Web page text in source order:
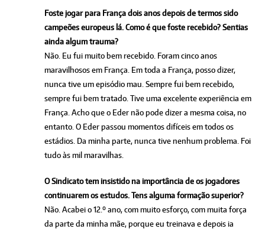
Foste jogar para França dois anos depois de termos sido
campeões europeus lá. Como é que foste recebido? Sentias
ainda algum trauma?
Não. Eu fui muito bem recebido. Foram cinco anos
maravilhosos em França. Em toda a França, posso dizer,
nunca tive um episódio mau. Sempre fui bem recebido,
sempre fui bem tratado. Tive uma excelente experiência em
França. Acho que o Eder não pode dizer a mesma coisa, no
entanto. O Eder passou momentos difíceis em todos os
estádios. Da minha parte, nunca tive nenhum problema. Foi
tudo às mil maravilhas.
O Sindicato tem insistido na importância de os jogadores
continuarem os estudos. Tens alguma formação superior?
Não. Acabei o 12.º ano, com muito esforço, com muita força
da parte da minha mãe, porque eu treinava e depois ia